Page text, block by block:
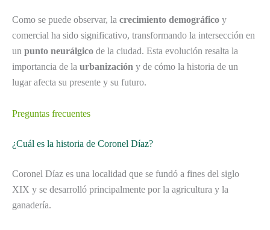
Como se puede observar, la crecimiento demográfico y
comercial ha sido significativo, transformando la intersección en
un punto neurálgico de la ciudad. Esta evolución resalta la
importancia de la urbanización y de cómo la historia de un
lugar afecta su presente y su futuro.
Preguntas frecuentes
¿Cuál es la historia de Coronel Díaz?
Coronel Díaz es una localidad que se fundó a fines del siglo
XIX y se desarrolló principalmente por la agricultura y la
ganadería.